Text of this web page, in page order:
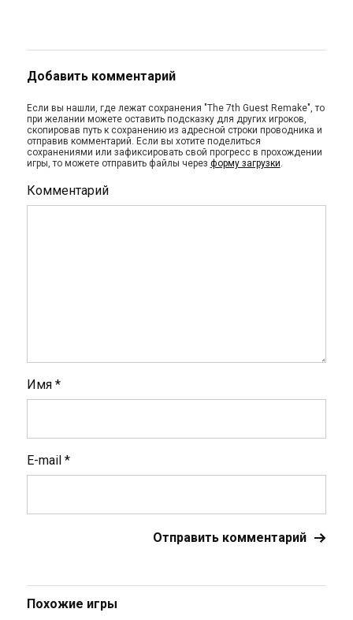
Добавить комментарий
Если вы нашли, где лежат сохранения "The 7th Guest Remake", то
при желании можете оставить подсказку для других игроков,
скопировав путь к сохранению из адресной строки проводника и
отправив комментарий. Если вы хотите поделиться
сохранениями или зафиксировать свой прогресс в прохождении
игры, то можете отправить файлы через форму загрузки.
Комментарий
Имя *
E-mail *
Похожие игры